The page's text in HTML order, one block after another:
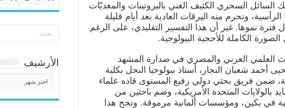
السائل السحري الكثيف الغني بالبروتينات والمغديّات
وتحرم منه اليرقات العادية بعد أيام قليلة
فترة نموها. غير أن هذا التفسير التقليدي، على الرغم
الكاملة للأحجية البيولوجية.
العلمي العربي والمصري في صدارة المشهد
أحمد شعبان النجار، أستاذ بيولوجيا النحل بكلية
ضمن فريق بحثي دولي رفيع المستوى قاده علماء
بالولايات المتحدة الأمريكية، وضم باحثين من
في بكين، ومؤسسات ألمانية مرموقة. ونجح هذا
الأرشيف